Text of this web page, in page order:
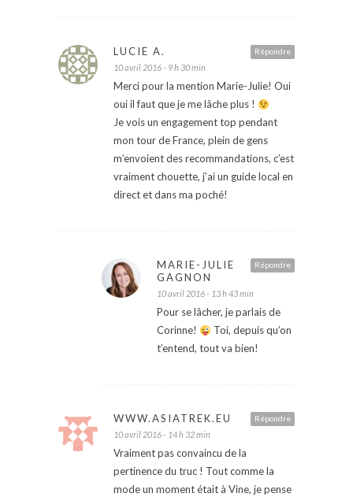
Répondre
LUCIE A.
10 avril 2016 - 9 h 30 min
Merci pour la mention Marie-Julie! Oui
oui il faut que je me lâche plus !
Je vois un engagement top pendant
mon tour de France, plein de gens
m’envoient des recommandations, c’est
vraiment chouette, j’ai un guide local en
direct et dans ma poché!
Répondre
MARIE-JULIE
GAGNON
10 avril 2016 - 13 h 43 min
Pour se lâcher, je parlais de
Corinne!
Toi, depuis qu’on
t’entend, tout va bien!
Répondre
WWW.ASIATREK.EU
10 avril 2016 - 14 h 32 min
Vraiment pas convaincu de la
pertinence du truc ! Tout comme la
mode un moment était à Vine, je pense